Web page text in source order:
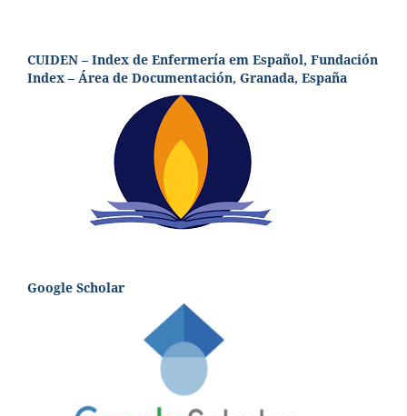
CUIDEN – Index de Enfermería em Español, Fundación
Index – Área de Documentación, Granada, España
Google Scholar